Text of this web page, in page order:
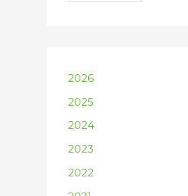
2026
2025
2024
2023
2022